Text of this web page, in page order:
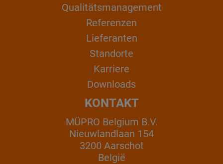
Qualitätsmanagement
Referenzen
Lieferanten
Standorte
Karriere
Downloads
KONTAKT
MÜPRO Belgium B.V.
Nieuwlandlaan 154
3200 Aarschot
België